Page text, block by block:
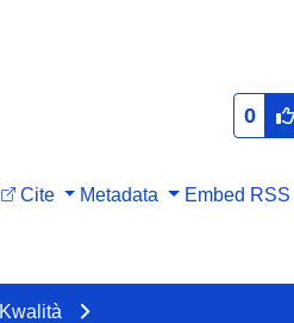
0
Cite Metadata Embed RSS
Kwalità